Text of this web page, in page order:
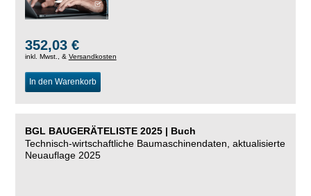
352,03 €
inkl. Mwst., & Versandkosten
In den Warenkorb
BGL BAUGERÄTELISTE 2025 | Buch
Technisch-wirtschaftliche Baumaschinendaten, aktualisierte
Neuauflage 2025